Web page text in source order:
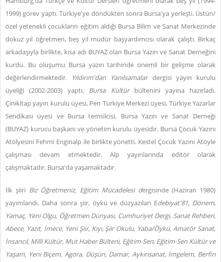
1999) görev yaptı. Türkiye'ye döndükten sonra Bursa'ya yerleşti. Üstün/
özel yetenekli çocukların eğitim aldığı Bursa Bilim ve Sanat Merkezinde
dokuz yıl öğretmen, beş yıl müdür başyardımcısı olarak çalıştı. Birkaç
arkadaşıyla birlikte, kısa adı BUYAZ olan Bursa Yazın ve Sanat Derneğini
kurdu. Bu oluşumu Bursa yazın tarihinde önemli bir gelişme olarak
değerlendirmektedir. Yıldırım'dan Yanılsamalardergisi yayın kurulu
üyeliği (2002-2003) yaptı, Bursa Kültürbültenini yayına hazırladı.
Çinikitap yayın kurulu üyesi, Pen Türkiye Merkezi üyesi, Türkiye Yazarlar
Sendikası üyesi ve Bursa temsilcisi, Bursa Yazın ve Sanat Derneği
(BUYAZ) kurucu başkanı ve yönetim kurulu üyesidir. Bursa Çocuk Yazını
Atölyesini Fehmi Enginalp ile birlikte yönetti. Kestel Çocuk Yazını Atöyle
çalışması devam etmektedir. Alp yayınlarında editör olarak
çalışmaktadır. Bursa'da yaşamaktadır.
İlk şiiri Biz Öğretmeniz, Eğitim Mücadelesi dergisinde (Haziran 1980)
yayımlandı. Daha sonra şiir, öykü ve düzyazıları Edebiyat'81, Dönem,
Yamaç, Yeni Olgu, Öğretmen Dünyası, Cumhuriyet Dergi, Sanat Rehberi,
Abece, Yazıt, İmece, Yeni Şiir, Kıyı, Şiir Okulu, Yaba/Öykü, Amatör Sanat,
İnsancıl, Milli Kültür, Mut Haber Bülteni, Eğitim-Sen, Eğitim-Sen Kültür ve
Yaşam, Yeni Biçem, Agora, Düşün, Damar, Aykırısanat, İmgelem, Berfin